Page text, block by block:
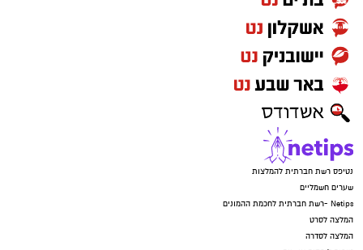
נטיפס רשת חברתית להמלצות
שערים חשמליים
Netips -רשת חברתית לחכמת ההמונים
המלצה לסרט
המלצה לסדרה